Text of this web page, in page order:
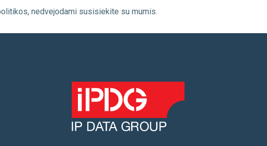
nedvejodami susisiekite su mumis.